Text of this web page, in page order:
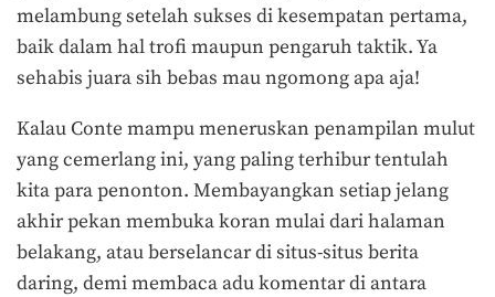
melambung setelah sukses di kesempatan pertama,
baik dalam hal trofi maupun pengaruh taktik. Ya
sehabis juara sih bebas mau ngomong apa aja!
Kalau Conte mampu meneruskan penampilan mulut
yang cemerlang ini, yang paling terhibur tentulah
kita para penonton. Membayangkan setiap jelang
akhir pekan membuka koran mulai dari halaman
belakang, atau berselancar di situs-situs berita
daring, demi membaca adu komentar di antara